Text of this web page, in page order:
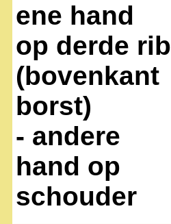
ene hand
op derde rib
(bovenkant
borst)
- andere
hand op
schouder